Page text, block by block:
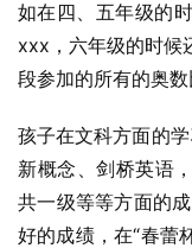
如在四、五年级的
xxx，六年级的时候
段参加的所有的奥
孩子在文科方面的
新概念、剑桥英语
共一级等等方面的
好的成绩，在“春蕾